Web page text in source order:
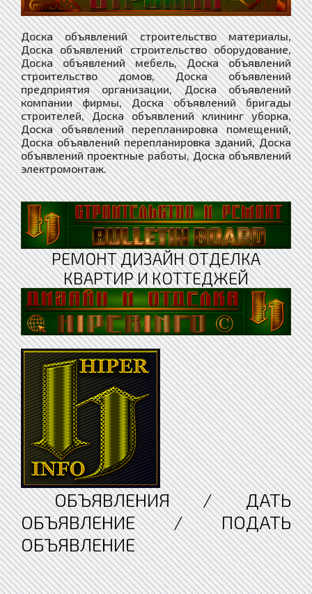
Доска объявлений строительство материалы,
Доска объявлений строительство оборудование,
Доска объявлений мебель, Доска объявлений
строительство домов, Доска объявлений
предприятия организации, Доска объявлений
компании фирмы, Доска объявлений бригады
строителей, Доска объявлений клининг уборка,
Доска объявлений перепланировка помещений,
Доска объявлений перепланировка зданий, Доска
объявлений проектные работы, Доска объявлений
электромонтаж.
РЕМОНТ ДИЗАЙН ОТДЕЛКА
КВАРТИР И КОТТЕДЖЕЙ
ОБЪЯВЛЕНИЯ / ДАТЬ
ОБЪЯВЛЕНИЕ / ПОДАТЬ
ОБЪЯВЛЕНИЕ